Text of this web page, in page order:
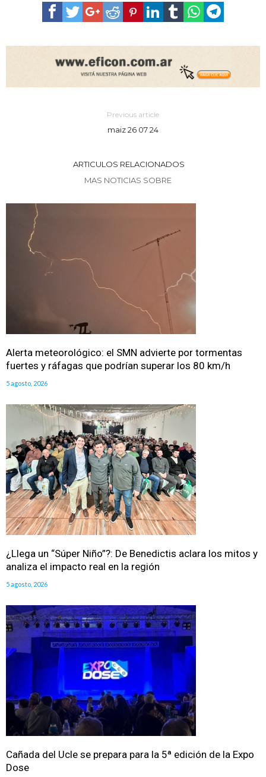
Previous article
maiz 26 07 24
ARTICULOS RELACIONADOS
MAS NOTICIAS SOBRE
Alerta meteorológico: el SMN advierte por tormentas
fuertes y ráfagas que podrían superar los 80 km/h
5 agosto, 2026
¿Llega un “Súper Niño”?: De Benedictis aclara los mitos y
analiza el impacto real en la región
5 agosto, 2026
Cañada del Ucle se prepara para la 5ª edición de la Expo
Dose